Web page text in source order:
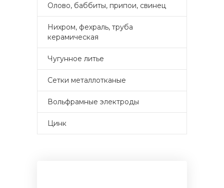
Олово, баббиты, припои, свинец
Нихром, фехраль, труба
керамическая
Чугунное литье
Сетки металлотканые
Вольфрамные электроды
Цинк